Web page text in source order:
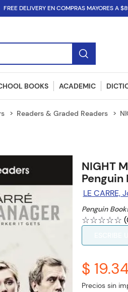
FREE DELIVERY EN COMPRAS MAYORES A
BOOKS ACADEMIC
Readers & Graded Readers
NIGHT
Penguin
LE CARRE,
Penguin
☆☆☆☆☆ (
$
Precios sin